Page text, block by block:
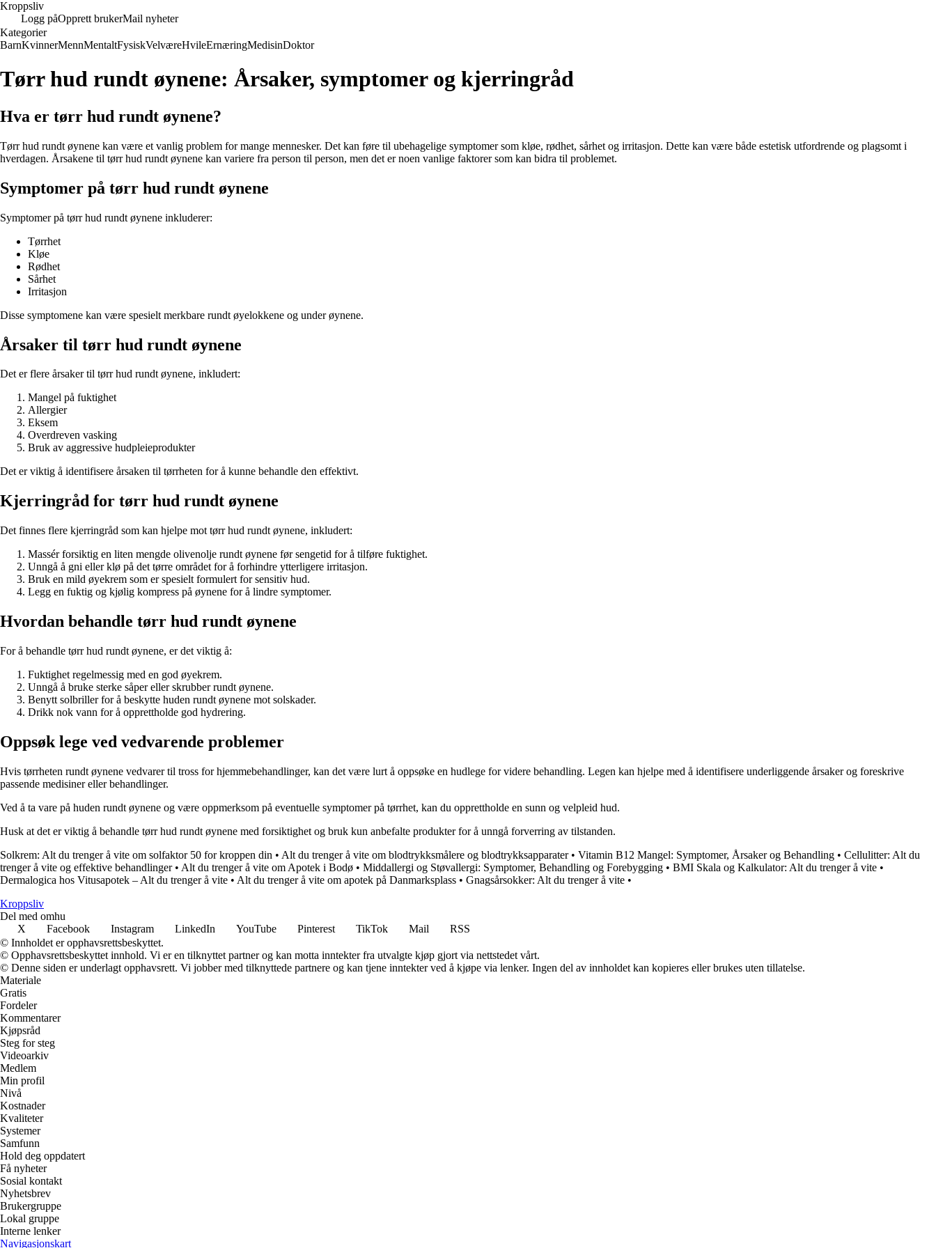
Kroppsliv
Logg påOpprett brukerMail nyheter
Kategorier
BarnKvinnerMennMentaltFysiskVelværeHvileErnæringMedisinDoktor
Tørr hud rundt øynene: Årsaker, symptomer og kjerringråd
Hva er tørr hud rundt øynene?
Tørr hud rundt øynene kan være et vanlig problem for mange mennesker. Det kan føre til ubehagelige symptomer som kløe, rødhet, sårhet og irritasjon. Dette kan være både estetisk utfordrende og plagsomt i
hverdagen. Årsakene til tørr hud rundt øynene kan variere fra person til person, men det er noen vanlige faktorer som kan bidra til problemet.
Symptomer på tørr hud rundt øynene
Symptomer på tørr hud rundt øynene inkluderer:
Tørrhet
Kløe
Rødhet
Sårhet
Irritasjon
Disse symptomene kan være spesielt merkbare rundt øyelokkene og under øynene.
Årsaker til tørr hud rundt øynene
Det er flere årsaker til tørr hud rundt øynene, inkludert:
Mangel på fuktighet
Allergier
Eksem
Overdreven vasking
Bruk av aggressive hudpleieprodukter
Det er viktig å identifisere årsaken til tørrheten for å kunne behandle den effektivt.
Kjerringråd for tørr hud rundt øynene
Det finnes flere kjerringråd som kan hjelpe mot tørr hud rundt øynene, inkludert:
Massér forsiktig en liten mengde olivenolje rundt øynene før sengetid for å tilføre fuktighet.
Unngå å gni eller klø på det tørre området for å forhindre ytterligere irritasjon.
Bruk en mild øyekrem som er spesielt formulert for sensitiv hud.
Legg en fuktig og kjølig kompress på øynene for å lindre symptomer.
Hvordan behandle tørr hud rundt øynene
For å behandle tørr hud rundt øynene, er det viktig å:
Fuktighet regelmessig med en god øyekrem.
Unngå å bruke sterke såper eller skrubber rundt øynene.
Benytt solbriller for å beskytte huden rundt øynene mot solskader.
Drikk nok vann for å opprettholde god hydrering.
Oppsøk lege ved vedvarende problemer
Hvis tørrheten rundt øynene vedvarer til tross for hjemmebehandlinger, kan det være lurt å oppsøke en hudlege for videre behandling. Legen kan hjelpe med å identifisere underliggende årsaker og foreskrive
passende medisiner eller behandlinger.
Ved å ta vare på huden rundt øynene og være oppmerksom på eventuelle symptomer på tørrhet, kan du opprettholde en sunn og velpleid hud.
Husk at det er viktig å behandle tørr hud rundt øynene med forsiktighet og bruk kun anbefalte produkter for å unngå forverring av tilstanden.
Solkrem: Alt du trenger å vite om solfaktor 50 for kroppen din • Alt du trenger å vite om blodtrykksmålere og blodtrykksapparater• Vitamin B12 Mangel: Symptomer, Årsaker og Behandling • Cellulitter: Alt du
trenger å vite og effektive behandlinger• Alt du trenger å vite om Apotek i Bodø • Middallergi og Støvallergi: Symptomer, Behandling og Forebygging • BMI Skala og Kalkulator: Alt du trenger å vite •
Dermalogica hos Vitusapotek – Alt du trenger å vite • Alt du trenger å vite om apotek på Danmarksplass • Gnagsårsokker: Alt du trenger å vite •
Kroppsliv
Del med omhu
X
Facebook Instagram LinkedIn YouTube Pinterest TikTok Mail
RSS
© Innholdet er opphavsrettsbeskyttet.
© Opphavsrettsbeskyttet innhold. Vi er en tilknyttet partner og kan motta inntekter fra utvalgte kjøp gjort via nettstedet vårt.
© Denne siden er underlagt opphavsrett. Vi jobber med tilknyttede partnere og kan tjene inntekter ved å kjøpe via lenker. Ingen del av innholdet kan kopieres eller brukes uten tillatelse.
Materiale
Gratis
Fordeler
Kommentarer
Kjøpsråd
Steg for steg
Videoarkiv
Medlem
Min profil
Nivå
Kostnader
Kvaliteter
Systemer
Samfunn
Hold deg oppdatert
Få nyheter
Sosial kontakt
Nyhetsbrev
Brukergruppe
Lokal gruppe
Interne lenker
Navigasjonskart